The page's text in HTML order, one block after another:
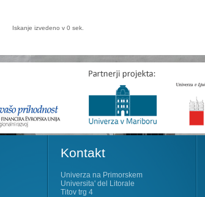
Iskanje izvedeno v 0 sek.
Kontakt
Univerza na Primorskem
Universita' del Litorale
Titov trg 4